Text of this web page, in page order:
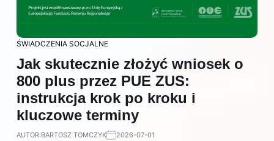
ŚWIADCZENIA SOCJALNE
Jak skutecznie złożyć wniosek o
800 plus przez PUE ZUS:
instrukcja krok po kroku i
kluczowe terminy
AUTOR:BARTOSZ TOMCZYK 2026-07-01